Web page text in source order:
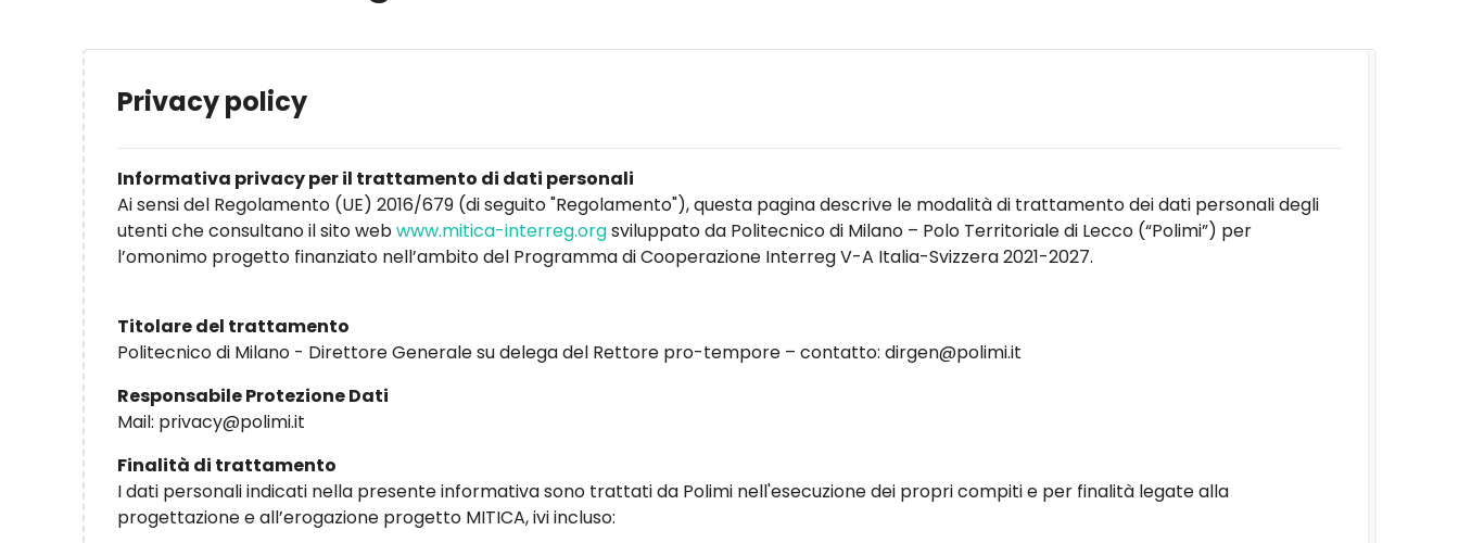
Privacy policy
Informativa privacy per il trattamento di dati personali
Ai sensi del Regolamento (UE) 2016/679 (di seguito "Regolamento"), questa pagina descrive le modalità di trattamento dei dati personali degli
utenti che consultano il sito webwww.mitica-interreg.orgsviluppato da Politecnico di Milano – Polo Territoriale di Lecco (“Polimi”) per
l’omonimo progetto finanziato nell’ambito del Programma di Cooperazione Interreg V-A Italia-Svizzera 2021-2027.
Titolare del trattamento
Politecnico di Milano - Direttore Generale su delega del Rettore pro-tempore – contatto: dirgen@polimi.it
Responsabile Protezione Dati
Mail: privacy@polimi.it
Finalità di trattamento
I dati personali indicati nella presente informativa sono trattati da Polimi nell'esecuzione dei propri compiti e per finalità legate alla
progettazione e all’erogazione progetto MITICA, ivi incluso: